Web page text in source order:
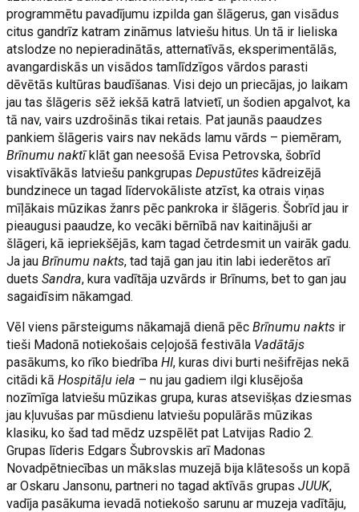
programmētu pavadījumu izpilda gan šlāgerus, gan visādus
citus gandrīz katram zināmus latviešu hitus. Un tā ir lieliska
atslodze no nepieradinātās, atternatīvās, eksperimentālās,
avangardiskās un visādos tamlīdzīgos vārdos parasti
dēvētās kultūras baudīšanas. Visi dejo un priecājas, jo laikam
jau tas šlāgeris sēž iekšā katrā latvietī, un šodien apgalvot, ka
tā nav, vairs uzdrošinās tikai retais. Pat jaunās paaudzes
pankiem šlāgeris vairs nav nekāds lamu vārds – piemēram,
Brīnumu naktīklāt gan neesošā Evisa Petrovska, šobrīd
visaktīvākās latviešu pankgrupasDepustūteskādreizējā
bundzinece un tagad līdervokāliste atzīst, ka otrais viņas
mīļākais mūzikas žanrs pēc pankroka ir šlāgeris. Šobrīd jau ir
pieaugusi paaudze, ko vecāki bērnībā nav kaitinājuši ar
šlāgeri, kā iepriekšējās, kam tagad četrdesmit un vairāk gadu.
Ja jauBrīnumu nakts, tad tajā gan jau itin labi iederētos arī
duets Sandra, kura vadītāja uzvārds ir Brīnums, bet to gan jau
sagaidīsim nākamgad.
Vēl viens pārsteigums nākamajā dienā pēcBrīnumu nakts ir
tieši Madonā notiekošais ceļojošā festivāla Vadātājs
pasākums, ko rīko biedrība HI, kuras divi burti nešifrējas nekā
citādi kāHospitāļu iela – nu jau gadiem ilgi klusējoša
nozīmīga latviešu mūzikas grupa, kuras atsevišķas dziesmas
jau kļuvušas par mūsdienu latviešu populārās mūzikas
klasiku, ko šad tad mēdz uzspēlēt pat Latvijas Radio 2.
Grupas līderis Edgars Šubrovskis arī Madonas
Novadpētniecības un mākslas muzejā bija klātesošs un kopā
ar Oskaru Jansonu, partneri no tagad aktīvās grupasJUUK,
vadīja pasākuma ievadā notiekošo sarunu ar muzeja vadītāju,